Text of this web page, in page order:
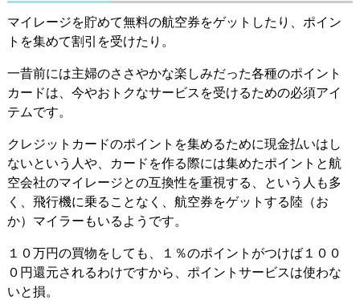
マイレージを貯めて無料の航空券をゲットしたり、ポイン
トを集めて割引を受けたり。
一昔前には主婦のささやかな楽しみだった各種のポイント
カードは、今やおトクなサービスを受けるための必須アイ
テムです。
クレジットカードのポイントを集めるために現金払いはし
ないという人や、カードを作る際には集めたポイントと航
空会社のマイレージとの互換性を重視する、という人も多
く、飛行機に乗ることなく、航空券をゲットする陸（お
か）マイラーもいるようです。
１０万円の買物をしても、１％のポイントがつけば１００
０円還元されるわけですから、ポイントサービスは使わな
いと損。